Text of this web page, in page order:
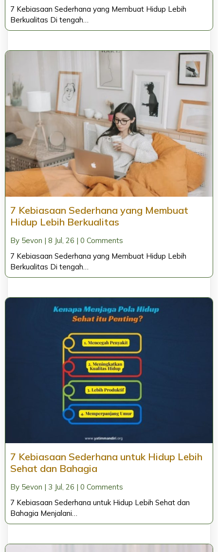
7 Kebiasaan Sederhana yang Membuat Hidup Lebih
Berkualitas Di tengah…
7 Kebiasaan Sederhana yang Membuat
Hidup Lebih Berkualitas
By 5evon | 8 Jul, 26 | 0 Comments
7 Kebiasaan Sederhana yang Membuat Hidup Lebih
Berkualitas Di tengah…
7 Kebiasaan Sederhana untuk Hidup Lebih
Sehat dan Bahagia
By 5evon | 3 Jul, 26 | 0 Comments
7 Kebiasaan Sederhana untuk Hidup Lebih Sehat dan
Bahagia Menjalani…